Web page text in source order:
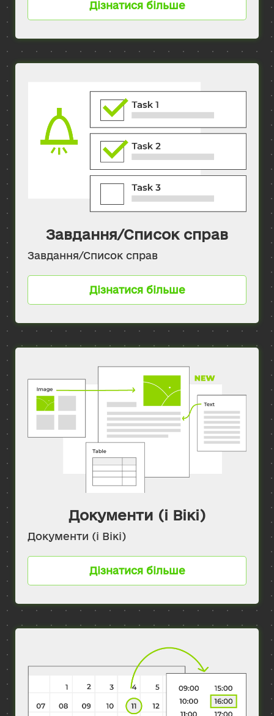
Дізнатися більше
Завдання/Список справ
Завдання/Список справ
Дізнатися більше
Документи (і Вікі)
Документи (і Вікі)
Дізнатися більше